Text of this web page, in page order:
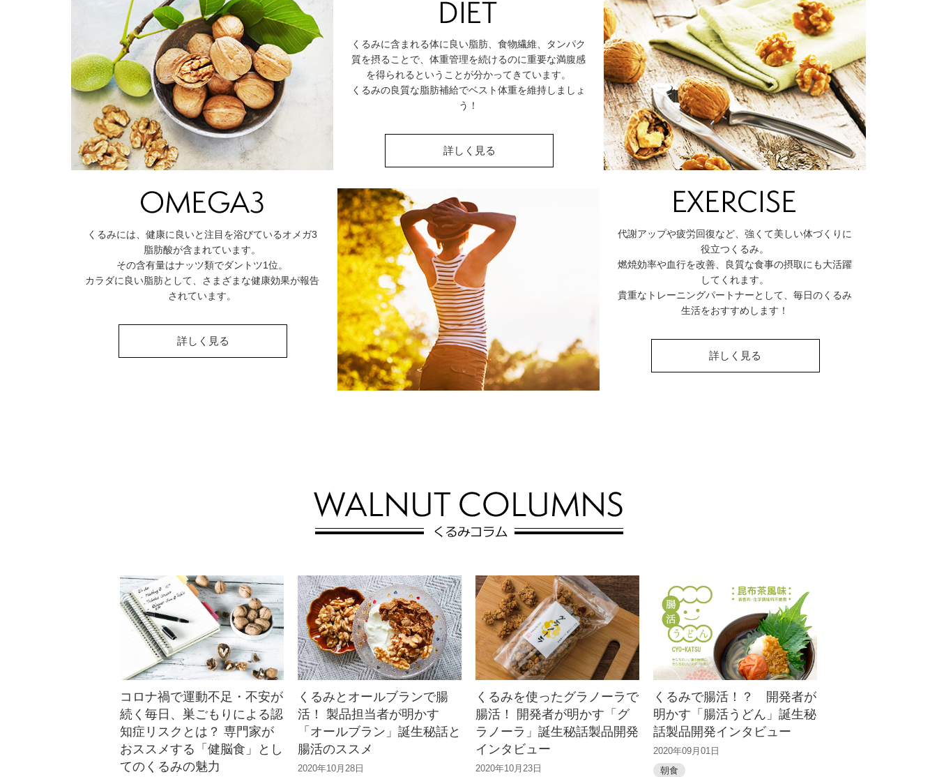
くるみには、健康に良いと注目を浴びているオメガ3
脂肪酸が含まれています。
その含有量はナッツ類でダントツ1位。
カラダに良い脂肪として、さまざまな健康効果が報告
されています。
詳しく見る
くるみに含まれる体に良い脂肪、食物繊維、タンパク
質を摂ることで、体重管理を続けるのに重要な満腹感
を得られるということが分かってきています。
くるみの良質な脂肪補給でベスト体重を維持しましょ
う！
詳しく見る
代謝アップや疲労回復など、強くて美しい体づくりに
役立つくるみ。
燃焼効率や血行を改善、良質な食事の摂取にも大活躍
してくれます。
貴重なトレーニングパートナーとして、毎日のくるみ
生活をおすすめします！
詳しく見る
コロナ禍で運動不足・不安が
続く毎日、巣ごもりによる認
知症リスクとは？ 専門家が
おススメする「健脳食」とし
てのくるみの魅力
くるみとオールブランで腸
活！ 製品担当者が明かす
「オールブラン」誕生秘話と
腸活のススメ
2020年10月28日
くるみを使ったグラノーラで
腸活！ 開発者が明かす「グ
ラノーラ」誕生秘話製品開発
インタビュー
2020年10月23日
くるみで腸活！？ 開発者が
明かす「腸活うどん」誕生秘
話製品開発インタビュー
2020年09月01日
朝食